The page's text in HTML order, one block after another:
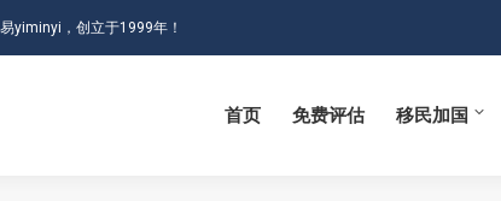
yiminyi，创立于1999年！
首页 免费评估 移民加国